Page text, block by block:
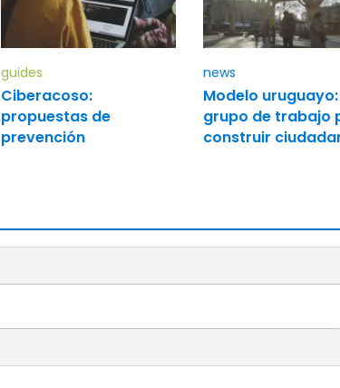
guides
Ciberacoso:
propuestas de
prevención
news
Modelo uruguayo:
grupo de trabajo
construir